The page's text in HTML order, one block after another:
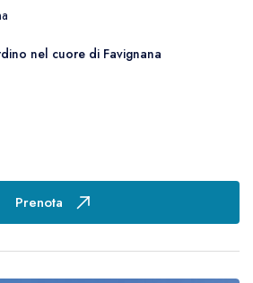
nel cuore di Favignana
Prenota